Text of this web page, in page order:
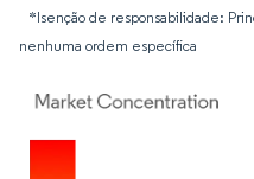
*Isenção de responsabilidade:
nenhuma ordem específica